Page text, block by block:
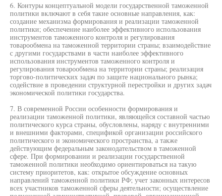
6. Контуры концептуальной модели государственной таможенной
политики включают в себя такие основные направления, как:
создание механизма формирования и реализации таможенной
политики; обеспечение наиболее эффективного использования
инструментов таможенного контроля и регулирования
товарообмена на таможенной территории страны; взаимодействие
с другими государствами в части наиболее эффективного
использования инструментов таможенного контроля и
регулирования товарообмена на территории страны; реализация
торгово-политических задач по защите национального рынка;
содействие в проведении структурной перестройки и других задач
экономической политики государства.
7. В современной России особенности формирования и
реализации таможенной политики, являющейся составной частью
политического курса страны, обусловлены, наряду с внутренними
и внешними факторами, спецификой организации российского
политического и экономического пространства, а также
действующим федеральным законодательством в таможенной
сфере. При формировании и реализации государственной
таможенной политики необходимо ориентироваться на такую
систему приоритетов, как: открытое обсуждение основных
направлений таможенной политики РФ; учет законных интересов
всех участников таможенной сферы деятельности; осуществление